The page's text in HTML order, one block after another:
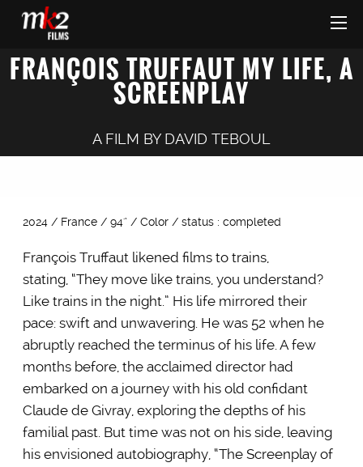
FRANÇOIS TRUFFAUT MY LIFE, A
SCREENPLAY
A FILM BY DAVID TEBOUL
2024 / France / 94'’ / Color / status : completed
François Truffaut likened films to trains,
stating, “They move like trains, you understand?
Like trains in the night.” His life mirrored their
pace: swift and unwavering. He was 52 when he
abruptly reached the terminus of his life. A few
months before, the acclaimed director had
embarked on a journey with his old confidant
Claude de Givray, exploring the depths of his
familial past. But time was not on his side, leaving
his envisioned autobiography, “The Screenplay of